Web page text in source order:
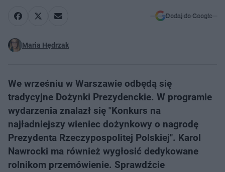
Dodaj do Google
Maria Hędrzak
We wrześniu w Warszawie odbędą się
tradycyjne Dożynki Prezydenckie. W programie
wydarzenia znalazł się "Konkurs na
najładniejszy wieniec dożynkowy o nagrodę
Prezydenta Rzeczypospolitej Polskiej". Karol
Nawrocki ma również wygłosić dedykowane
rolnikom przemówienie. Sprawdźcie